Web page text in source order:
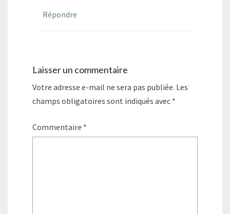
Répondre
Laisser un commentaire
Votre adresse e-mail ne sera pas publiée. Les
champs obligatoires sont indiqués avec *
Commentaire *